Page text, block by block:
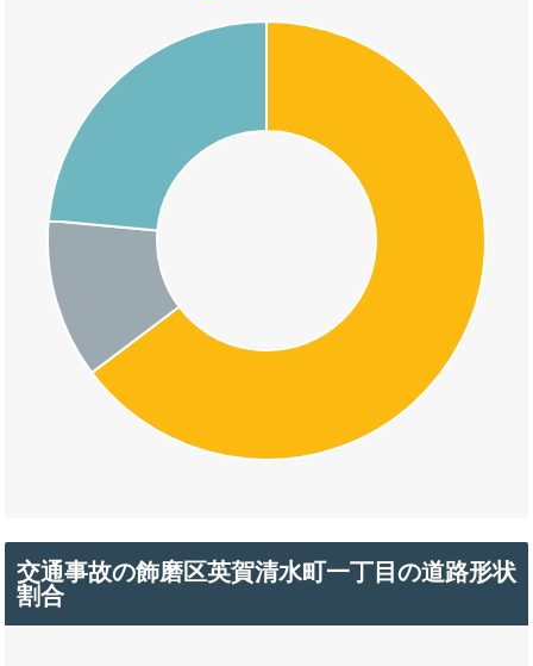
交通事故の飾磨区英賀清水町一丁目の道路形状
割合